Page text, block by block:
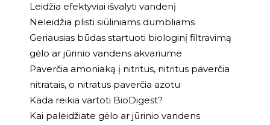
Leidžia efektyviai išvalyti vandenį
Neleidžia plisti siūliniams dumbliams
Geriausias būdas startuoti biologinį filtravimą
gėlo ar jūrinio vandens akvariume
Paverčia amoniaką į nitritus, nitritus paverčia
nitratais, o nitratus paverčia azotu
Kada reikia vartoti BioDigest?
Kai paleidžiate gėlo ar jūrinio vandens